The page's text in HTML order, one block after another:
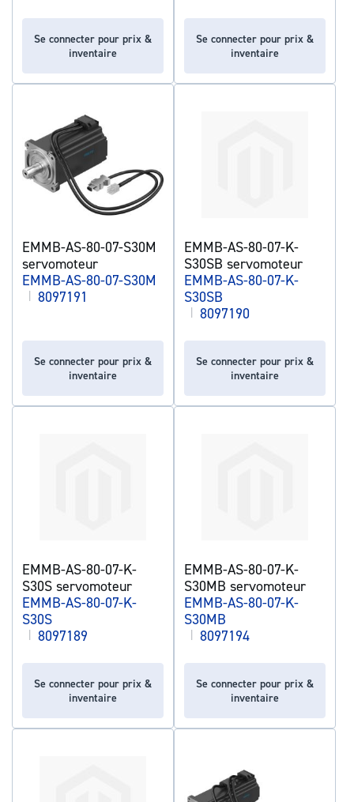
Se connecter pour prix &
inventaire
Se connecter pour prix &
inventaire
EMMB-AS-80-07-S30M
servomoteur
EMMB-AS-80-07-S30M
| 8097191
Se connecter pour prix &
inventaire
EMMB-AS-80-07-K-
S30SB servomoteur
EMMB-AS-80-07-K-
S30SB
| 8097190
Se connecter pour prix &
inventaire
EMMB-AS-80-07-K-
S30S servomoteur
EMMB-AS-80-07-K-
S30S
| 8097189
Se connecter pour prix &
inventaire
EMMB-AS-80-07-K-
S30MB servomoteur
EMMB-AS-80-07-K-
S30MB
| 8097194
Se connecter pour prix &
inventaire